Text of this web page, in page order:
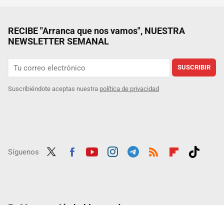
RECIBE "Arranca que nos vamos", NUESTRA
NEWSLETTER SEMANAL
SUSCRIBIR
Suscribiéndote aceptas nuestra política de privacidad
Síguenos